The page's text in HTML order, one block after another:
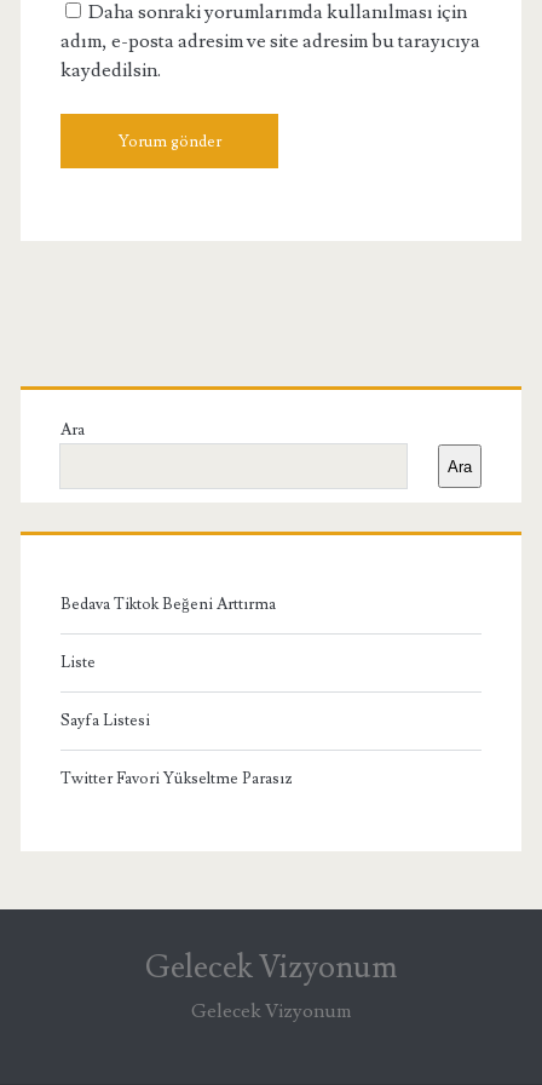
Daha sonraki yorumlarımda kullanılması için
adım, e-posta adresim ve site adresim bu tarayıcıya
kaydedilsin.
Birincil
Yan
Menü
Ara
Ara
Bedava Tiktok Beğeni Arttırma
Liste
Sayfa Listesi
Twitter Favori Yükseltme Parasız
Gelecek Vizyonum
Gelecek Vizyonum